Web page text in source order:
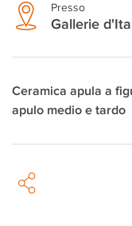
Presso
Gallerie
Ceramica apula a
apulo medio e tardo